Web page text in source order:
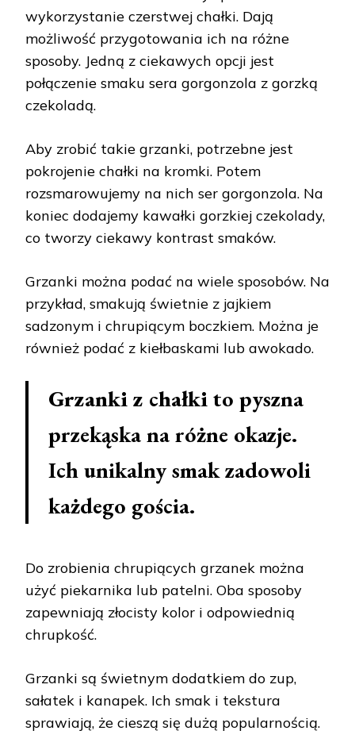
wykorzystanie czerstwej chałki. Dają
możliwość przygotowania ich na różne
sposoby. Jedną z ciekawych opcji jest
połączenie smaku sera gorgonzola z gorzką
czekoladą.
Aby zrobić takie grzanki, potrzebne jest
pokrojenie chałki na kromki. Potem
rozsmarowujemy na nich ser gorgonzola. Na
koniec dodajemy kawałki gorzkiej czekolady,
co tworzy ciekawy kontrast smaków.
Grzanki można podać na wiele sposobów. Na
przykład, smakują świetnie z jajkiem
sadzonym i chrupiącym boczkiem. Można je
również podać z kiełbaskami lub awokado.
Grzanki z chałkito pyszna
przekąska na różne okazje.
Ich unikalny smak zadowoli
każdego gościa.
Do zrobienia chrupiących grzanek można
użyć piekarnika lub patelni. Oba sposoby
zapewniają złocisty kolor i odpowiednią
chrupkość.
Grzanki są świetnym dodatkiem do zup,
sałatek i kanapek. Ich smak i tekstura
sprawiają, że cieszą się dużą popularnością.